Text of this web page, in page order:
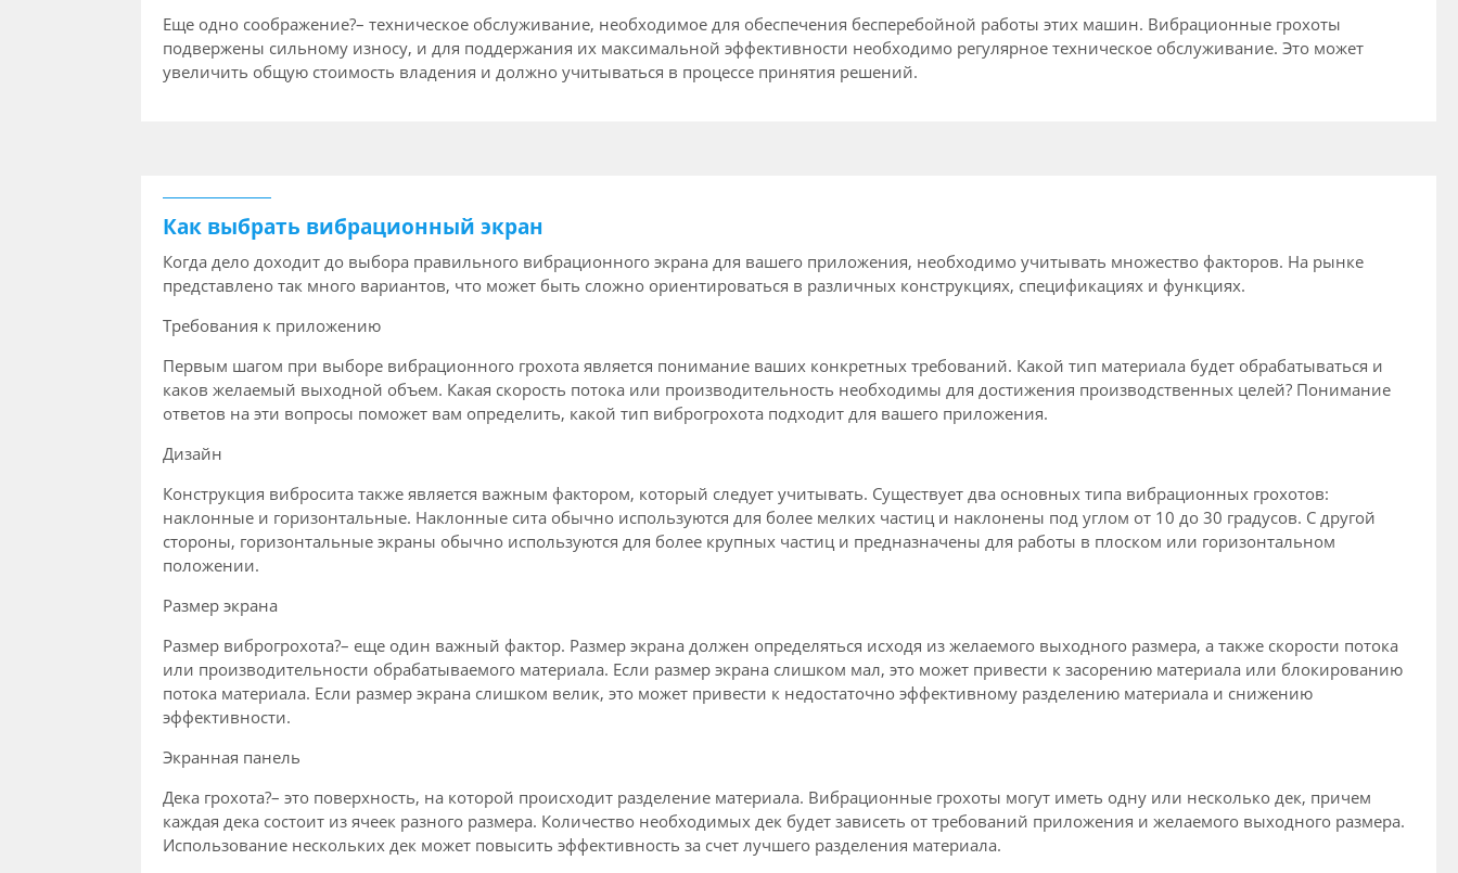
Еще одно соображение?– техническое обслуживание, необходимое для обеспечения бесперебойной работы этих машин. Вибрационные грохоты
подвержены сильному износу, и для поддержания их максимальной эффективности необходимо регулярное техническое обслуживание. Это может
увеличить общую стоимость владения и должно учитываться в процессе принятия решений.
Как выбрать вибрационный экран
Когда дело доходит до выбора правильного вибрационного экрана для вашего приложения, необходимо учитывать множество факторов. На рынке
представлено так много вариантов, что может быть сложно ориентироваться в различных конструкциях, спецификациях и функциях.
Требования к приложению
Первым шагом при выборе вибрационного грохота является понимание ваших конкретных требований. Какой тип материала будет обрабатываться и
каков желаемый выходной объем. Какая скорость потока или производительность необходимы для достижения производственных целей? Понимание
ответов на эти вопросы поможет вам определить, какой тип виброгрохота подходит для вашего приложения.
Дизайн
Конструкция вибросита также является важным фактором, который следует учитывать. Существует два основных типа вибрационных грохотов:
наклонные и горизонтальные. Наклонные сита обычно используются для более мелких частиц и наклонены под углом от 10 до 30 градусов. С другой
стороны, горизонтальные экраны обычно используются для более крупных частиц и предназначены для работы в плоском или горизонтальном
положении.
Размер экрана
Размер виброгрохота?– еще один важный фактор. Размер экрана должен определяться исходя из желаемого выходного размера, а также скорости потока
или производительности обрабатываемого материала. Если размер экрана слишком мал, это может привести к засорению материала или блокированию
потока материала. Если размер экрана слишком велик, это может привести к недостаточно эффективному разделению материала и снижению
эффективности.
Экранная панель
Дека грохота?– это поверхность, на которой происходит разделение материала. Вибрационные грохоты могут иметь одну или несколько дек, причем
каждая дека состоит из ячеек разного размера. Количество необходимых дек будет зависеть от требований приложения и желаемого выходного размера.
Использование нескольких дек может повысить эффективность за счет лучшего разделения материала.